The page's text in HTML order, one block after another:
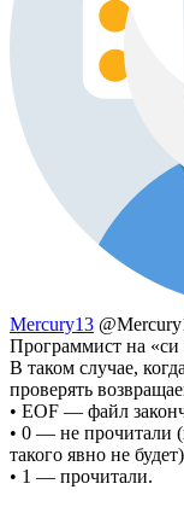
Mercury13
Программист на «си
В таком случае,
проверять
• EOF — файл
• 0 — не прочитали
такого явно не
• 1 — прочитали.